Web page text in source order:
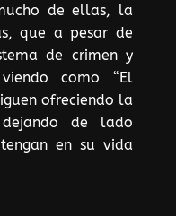
de ellas, la
que a pesar de
de crimen y
como “El
ofreciendo la
de lado
en su vida